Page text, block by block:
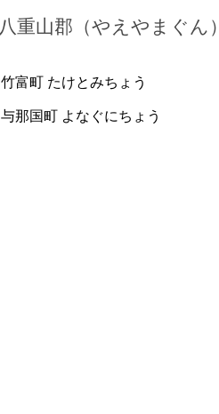
八重山郡（やえやまぐん）
竹富町 たけとみちょう
与那国町 よなぐにちょう